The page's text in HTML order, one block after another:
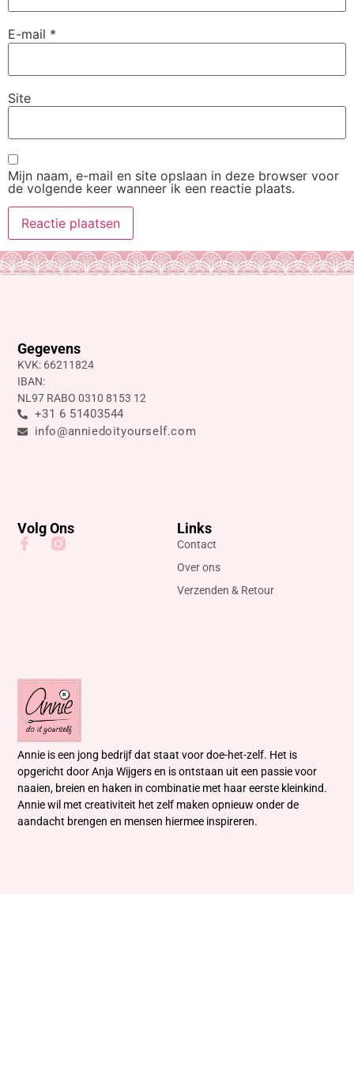
E-mail *
Site
Mijn naam, e-mail en site opslaan in deze browser voor
de volgende keer wanneer ik een reactie plaats.
Annie is een jong bedrijf dat staat voor doe-het-zelf. Het is
opgericht door Anja Wijgers en is ontstaan uit een passie voor
naaien, breien en haken in combinatie met haar eerste kleinkind.
Annie wil met creativiteit het zelf maken opnieuw onder de
aandacht brengen en mensen hiermee inspireren.
Links
Contact
Over ons
Verzenden & Retour
Gegevens
KVK: 66211824
IBAN:
NL97 RABO 0310 8153 12
+31 6 51403544
info@anniedoityourself.com
Volg Ons